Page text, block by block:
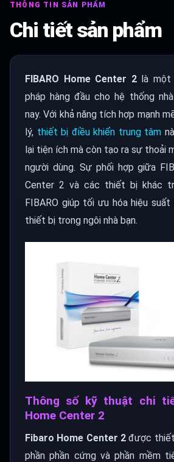
THÔNG TIN SẢN PHẨM
Chi tiết sản phẩm
FIBARO Home Center 2là một
pháp hàng đầu cho hệ thống
nay. Với khả năng tích hợp mạnh
lý, thiết bị điều khiển trung tâm
lại tiện ích mà còn tạo ra sự thoải
người dùng. Sự phối hợp giữa
Center 2 và các thiết bị khác
FIBARO giúp tối ưu hóa hiệu
thiết bị trong ngôi nhà bạn.
Thông số kỹ thuật chi
Home Center 2
Fibaro Home Center 2 được
phần phần cứng và phần mềm